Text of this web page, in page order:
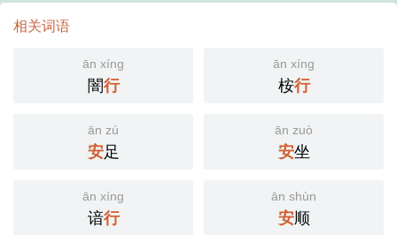
相关词语
ān xíng
闇行
ān xíng
桉行
ān zú
安足
ān zuò
安坐
ān xíng
谙行
ān shùn
安顺